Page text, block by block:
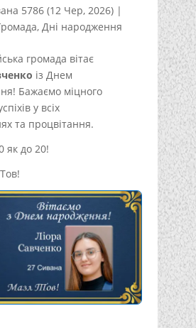
5786 (12 Чер, 2026) |
,Дні народження
громада вітає
із Днем
Бажаємо міцного
у всіх
та процвітання.
як до 20!